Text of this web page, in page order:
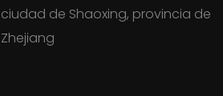
ciudad de Shaoxing, provincia de
Zhejiang